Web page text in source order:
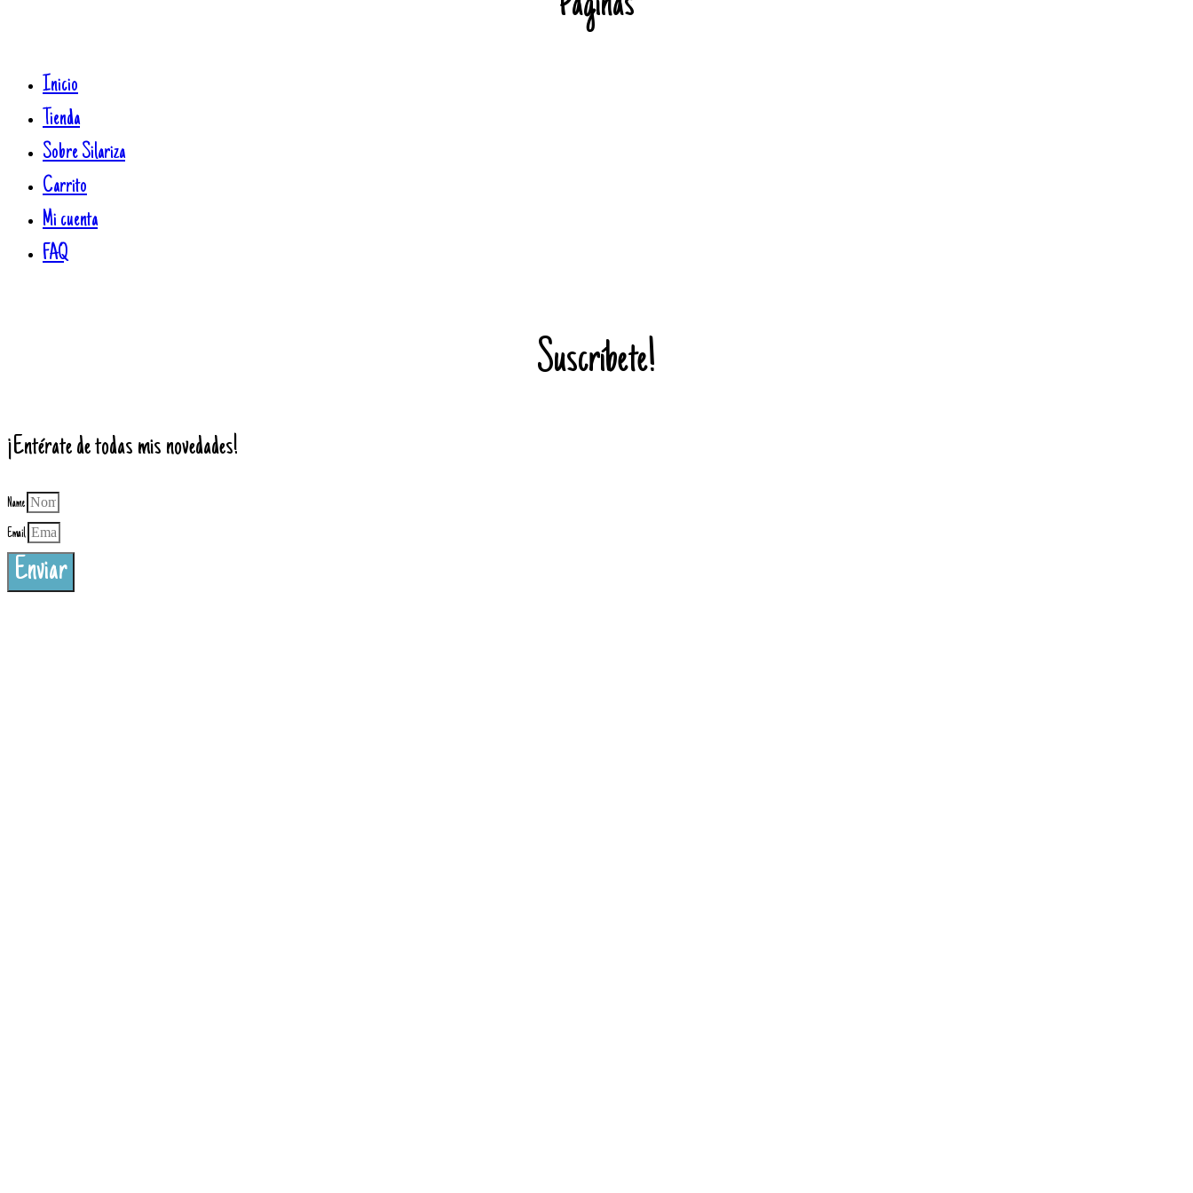
Inicio
Tienda
Sobre Silariza
Carrito
Mi cuenta
FAQ
Suscríbete!
¡Entérate de todas mis novedades!
Name
Email
Enviar